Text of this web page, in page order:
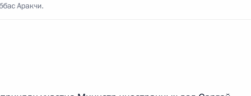
Аракчи.